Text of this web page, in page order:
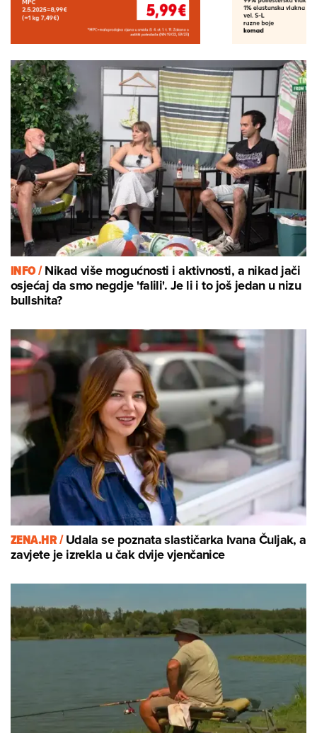
INFO /Nikad više mogućnosti i aktivnosti, a nikad jači
osjećaj da smo negdje 'falili'. Je li i to još jedan u nizu
bullshita?
ZENA.HR /Udala se poznata slastičarka Ivana Čuljak, a
zavjete je izrekla u čak dvije vjenčanice